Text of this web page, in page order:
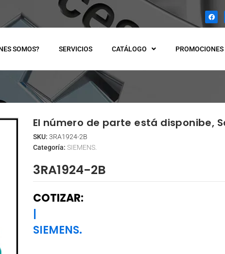
SOMOS? SERVICIOS CATÁLOGO PROMOCIONES
El número de parte está disponibe,
SKU: 3RA1924-2B
Categoría: SIEMENS.
3RA1924-2B
COTIZAR:
|
SIEMENS.